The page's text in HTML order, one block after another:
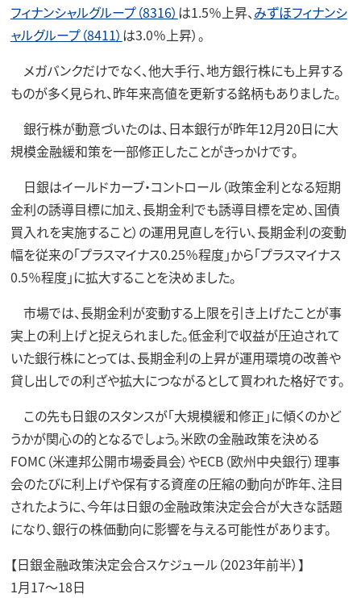
フィナンシャルグループ（8316） は1.5％上昇、 みずほフィナンシ
ャルグループ（8411） は3.0％上昇）。
メガバンクだけでなく、他大手行、地方銀行株にも上昇する
ものが多く見られ、昨年来高値を更新する銘柄もありました。
銀行株が動意づいたのは、日本銀行が昨年12月20日に大
規模金融緩和策を一部修正したことがきっかけです。
日銀はイールドカーブ・コントロール（政策金利となる短期
金利の誘導目標に加え、長期金利でも誘導目標を定め、国債
買入れを実施すること）の運用見直しを行い、長期金利の変動
幅を従来の「プラスマイナス0.25％程度」から「プラスマイナス
0.5％程度」に拡大することを決めました。
市場では、長期金利が変動する上限を引き上げたことが事
実上の利上げと捉えられました。低金利で収益が圧迫されて
いた銀行株にとっては、長期金利の上昇が運用環境の改善や
貸し出しでの利ざや拡大につながるとして買われた格好です。
この先も日銀のスタンスが「大規模緩和修正」に傾くのかど
うかが関心の的となるでしょう。米欧の金融政策を決める
FOMC（米連邦公開市場委員会）やECB（欧州中央銀行）理事
会のたびに利上げや保有する資産の圧縮の動向が昨年、注目
されたように、今年は日銀の金融政策決定会合が大きな話題
になり、銀行の株価動向に影響を与える可能性があります。
【日銀金融政策決定会合スケジュール（2023年前半）】
1月17～18日